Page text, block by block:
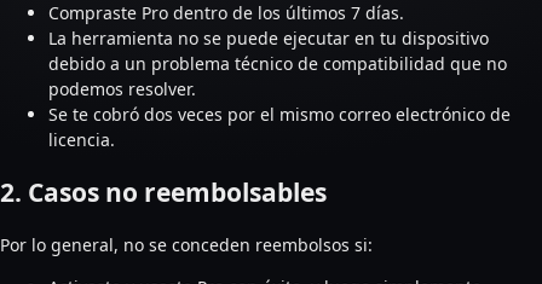
Compraste Pro dentro de los últimos 7 días.
La herramienta no se puede ejecutar en tu dispositivo
debido a un problema técnico de compatibilidad que no
podemos resolver.
Se te cobró dos veces por el mismo correo electrónico de
licencia.
2. Casos no reembolsables
Por lo general, no se conceden reembolsos si: